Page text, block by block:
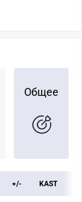
Общее
+/- KAST